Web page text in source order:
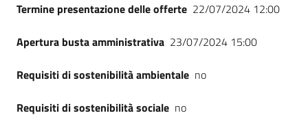
Termine presentazione delle offerte 22/07/2024 12:00
Apertura busta amministrativa 23/07/2024 15:00
Requisiti di sostenibilità ambientale no
Requisiti di sostenibilità sociale no